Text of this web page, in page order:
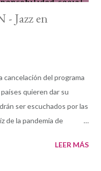
Jazz en
cancelación del programa
quieren dar su
ser escuchados por las
de la pandemia de
que otros clubes del
LEER MÁS